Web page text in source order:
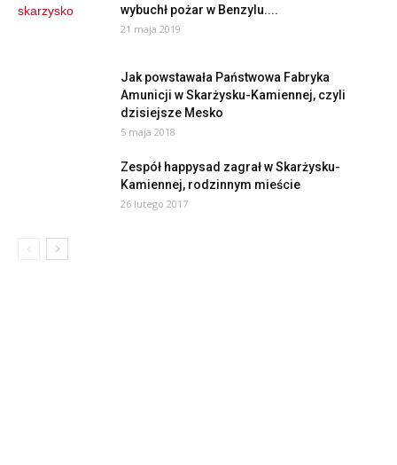
wybuchł pożar w Benzylu....
21 maja 2019
Jak powstawała Państwowa Fabryka
Amunicji w Skarżysku-Kamiennej, czyli
dzisiejsze Mesko
5 maja 2018
Zespół happysad zagrał w Skarżysku-
Kamiennej, rodzinnym mieście
26 lutego 2017